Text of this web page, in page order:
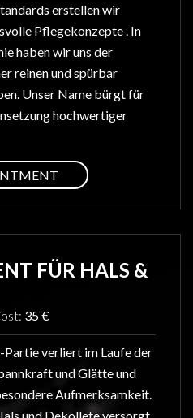
erstellen wir
Pflegekonzepte . In
haben wir uns der
reinen und spürbar
Unser Name bürgt für
hochwertiger
FÜR HALS &
35 €
verliert im Laufe der
und Glätte und
Aufmerksamkeit.